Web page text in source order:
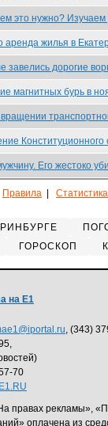
это нужно? Изучаем
жилья в
завелись дорогие
магнитных бурь в
Конституционного
Его жестоко
Правила Статистика
ГОРОСКОП
на Е1
, (343)
70
правах рекламы»,
оплачена из